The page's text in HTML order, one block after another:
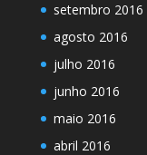
setembro 2016
agosto 2016
julho 2016
junho 2016
maio 2016
abril 2016